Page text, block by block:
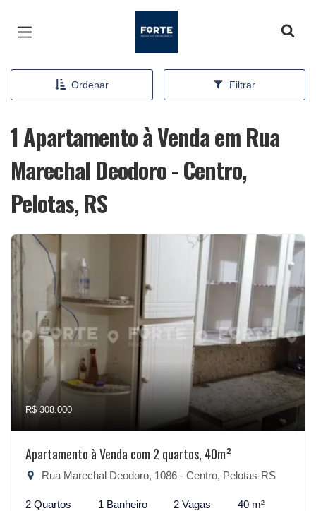
Ordenar Filtrar
1 Apartamento à Venda em Rua
Marechal Deodoro - Centro,
Pelotas, RS
R$ 308.000
Apartamento à Venda com 2 quartos, 40m²
Rua Marechal Deodoro, 1086 - Centro, Pelotas-RS
2 Quartos 1 Banheiro 2 Vagas 40 m²